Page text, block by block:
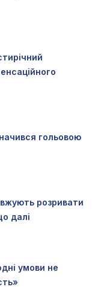
гольовою
розривати
далі
умови не